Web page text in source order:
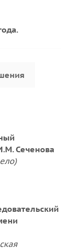
Сеченова